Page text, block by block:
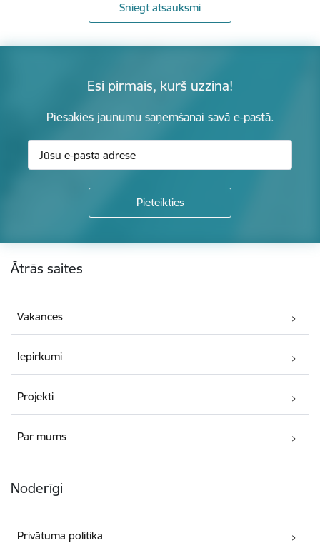
Sniegt atsauksmi
Esi pirmais, kurš uzzina!
Piesakies jaunumu saņemšanai savā e-pastā.
Kājene
Ātrās saites
Vakances
Iepirkumi
Projekti
Par mums
Noderīgi
Privātuma politika